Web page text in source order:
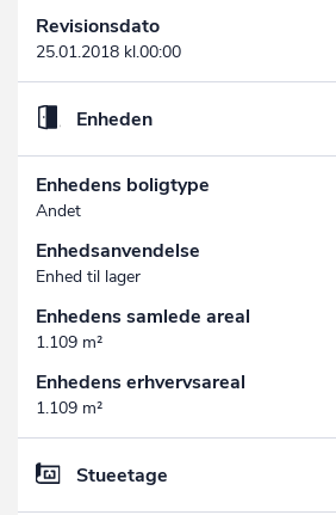
Revisionsdato
25.01.2018 kl.00:00
Enheden
Enhedens boligtype
Andet
Enhedsanvendelse
Enhed til lager
Enhedens samlede areal
1.109 m²
Enhedens erhvervsareal
1.109 m²
Stueetage